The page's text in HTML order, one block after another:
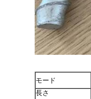
モード
長さ